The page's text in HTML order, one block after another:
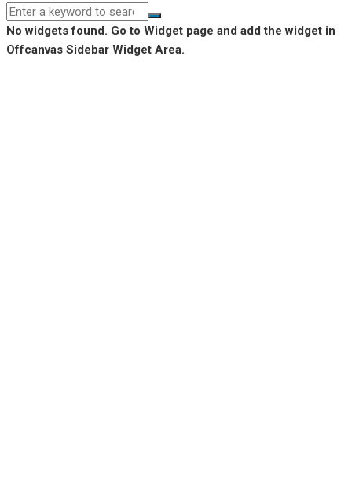
No widgets found. Go to Widget page and add the widget in
Offcanvas Sidebar Widget Area.